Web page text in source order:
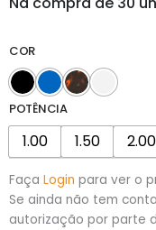
COR
POTÊNCIA
1.00 1.50 2.00
Faça Login para ver o
Se ainda não tem
autorização por parte